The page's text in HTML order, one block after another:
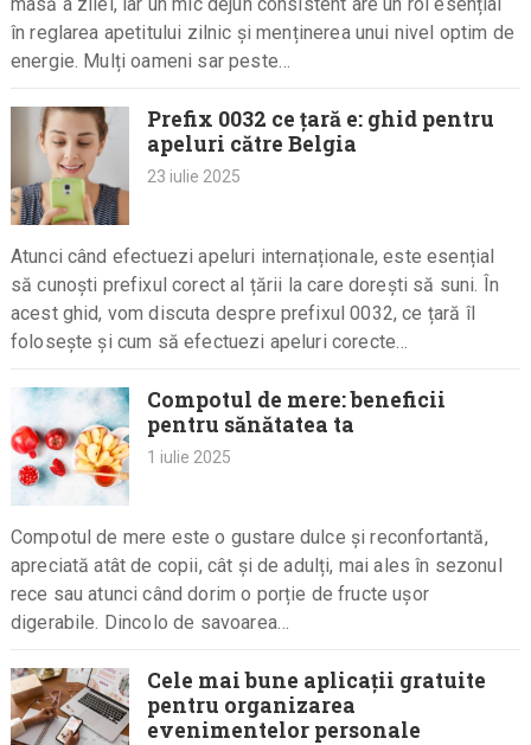
în reglarea apetitului zilnic și menținerea unui nivel optim de
energie. Mulți oameni sar peste…
Prefix 0032 ce țară e: ghid pentru
apeluri către Belgia
23 iulie 2025
Atunci când efectuezi apeluri internaționale, este esențial
să cunoști prefixul corect al țării la care dorești să suni. În
acest ghid, vom discuta despre prefixul 0032, ce țară îl
folosește și cum să efectuezi apeluri corecte…
Compotul de mere: beneficii
pentru sănătatea ta
1 iulie 2025
Compotul de mere este o gustare dulce și reconfortantă,
apreciată atât de copii, cât și de adulți, mai ales în sezonul
rece sau atunci când dorim o porție de fructe ușor
digerabile. Dincolo de savoarea…
Cele mai bune aplicații gratuite
pentru organizarea
evenimentelor personale